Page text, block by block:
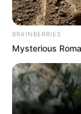
YOUTUBE
EMAIL
BRAINBERRIES
Mysterious